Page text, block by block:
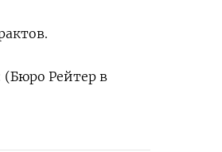
(Бюро Рейтер в